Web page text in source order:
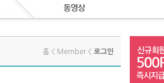
홈 < Member < 로그인